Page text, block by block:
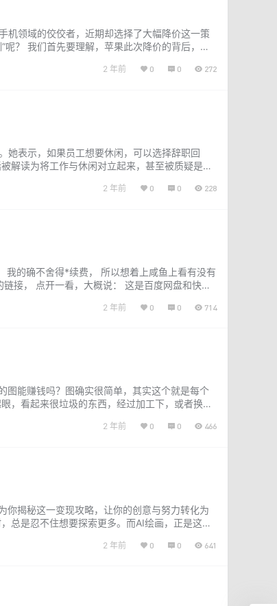
机领域的佼佼者，近期却选择了大幅降价这一策
？ 我们首先要理解，苹果此次降价的背后，其
2 年前 0 0 272
她表示，如果员工想要休闲，可以选择辞职回
解读为将工作与休闲对立起来，甚至被质疑是否
2 年前 0 0 228
我的确不舍得*续费， 所以想着上咸鱼上看有没有
接， 点开一看，大概说： 这是百度网盘和快手*
2 年前 0 0 714
图能赚钱吗？图确实很简单，其实这个就是每个
，看起来很垃圾的东西，经过加工下，或者换一
2 年前 0 0 466
你揭秘这一变现攻略，让你的创意与努力转化为
总是忍不住想要探索更多。而AI绘画，正是这样
2 年前 0 0 641